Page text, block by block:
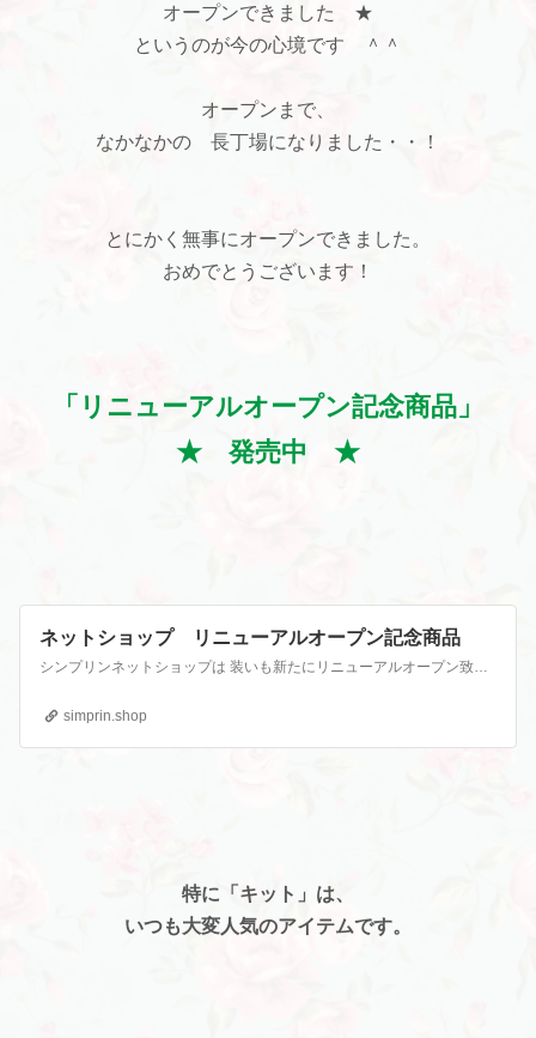
オープンできました ★
というのが今の心境です ＾＾
オープンまで、
なかなかの 長丁場になりました・・！
とにかく無事にオープンできました。
おめでとうございます！
「リニューアルオープン記念商品」
★ 発売中 ★
ネットショップ リニューアルオープン記念商品
シンプリンネットショップは 装いも新たにリニューアルオープン致しました。 ご覧下さりありがとうございます。 ネットショップリニューアルオープン記念 （ 9月9日～9月20日まで ） ★期間限定の記念商品や リニューアルオープンにあわせた新商品を販売！ ------------------------------------------- ★リニューアルオープ…
simprin.shop
特に「キット」は、
いつも大変人気のアイテムです。